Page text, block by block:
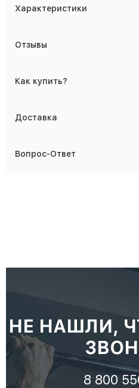
Характеристики
Отзывы
Как купить?
Доставка
Вопрос-Ответ
НЕ НАШЛИ,
8 800